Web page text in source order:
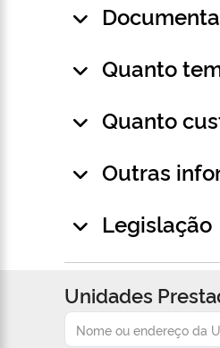
Quanto
Quanto
Outras
Legislação
Unidades